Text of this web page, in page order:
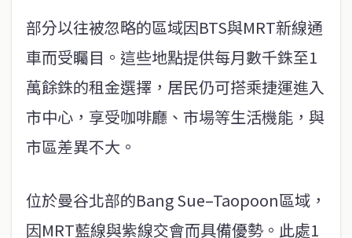
部分以往被忽略的區域因BTS與MRT新線通
車而受矚目。這些地點提供每月數千銖至1
萬餘銖的租金選擇，居民仍可搭乘捷運進入
市中心，享受咖啡廳、市場等生活機能，與
市區差異不大。
位於曼谷北部的Bang Sue–Taopoon區域，
因MRT藍線與紫線交會而具備優勢。此處1